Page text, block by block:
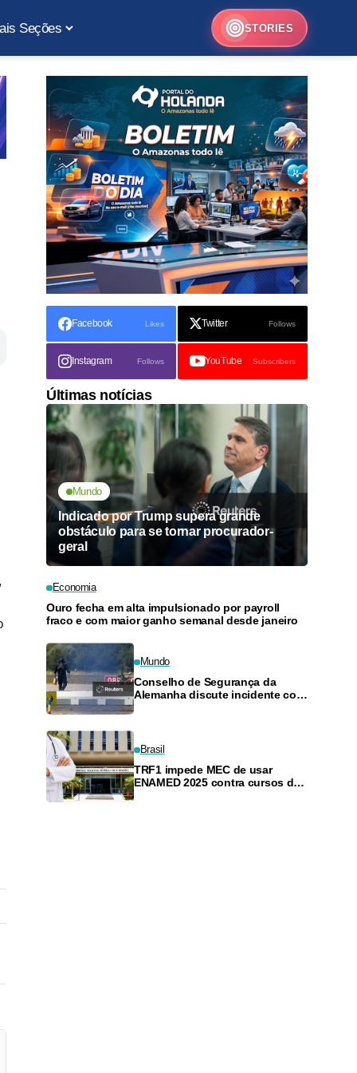
Seções STORIES
Facebook Likes Twitter Follows
Instagram Follows YouTube Subscribers
Últimas notícias
Mundo
Indicado por Trump supera grande
obstáculo para se tornar procurador-
geral
Economia
Ouro fecha em alta impulsionado por payroll
fraco e com maior ganho semanal desde janeiro
Mundo
Conselho de Segurança da
Alemanha discute incidente com
Brasil
TRF1 impede MEC de usar
ENAMED 2025 contra cursos de